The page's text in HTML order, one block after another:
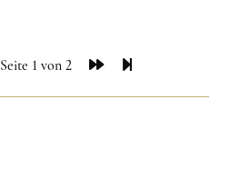
Seite 1 von 2